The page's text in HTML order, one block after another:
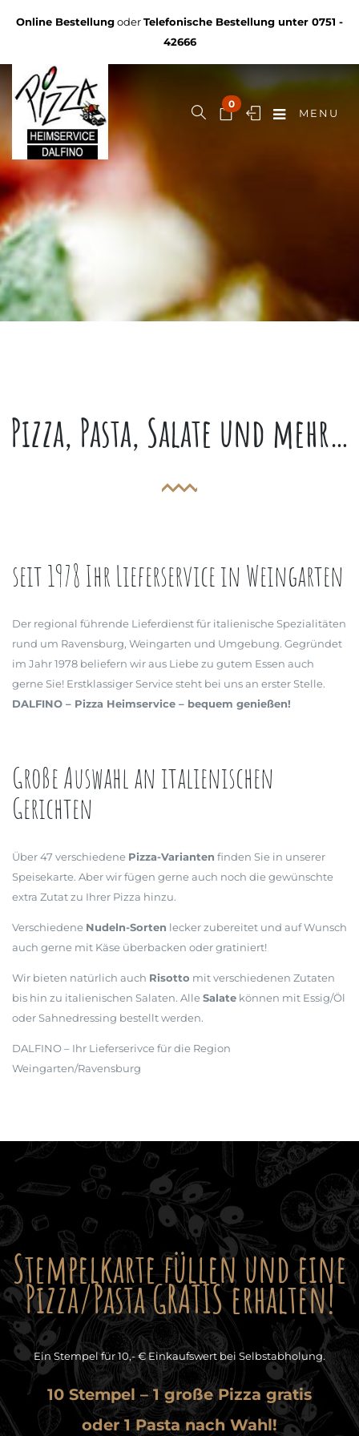
Online BestellungoderTelefonische Bestellung unter 0751 -
42666
0
MENU
Pizza, Pasta, Salate und mehr…
seit 1978 Ihr Lieferservice in Weingarten
Der regional führende Lieferdienst für italienische Spezialitäten
rund um Ravensburg, Weingarten und Umgebung. Gegründet
im Jahr 1978 beliefern wir aus Liebe zu gutem Essen auch
gerne Sie! Erstklassiger Service steht bei uns an erster Stelle.
DALFINO – Pizza Heimservice – bequem genießen!
Große Auswahl an italienischen
Gerichten
Über 47 verschiedene Pizza-Varianten finden Sie in unserer
Speisekarte. Aber wir fügen gerne auch noch die gewünschte
extra Zutat zu Ihrer Pizza hinzu.
Verschiedene Nudeln-Sorten lecker zubereitet und auf Wunsch
auch gerne mit Käse überbacken oder gratiniert!
Wir bieten natürlich auch Risotto mit verschiedenen Zutaten
bis hin zu italienischen Salaten. AlleSalate können mit Essig/Öl
oder Sahnedressing bestellt werden.
DALFINO – Ihr Lieferserivce für die Region
Weingarten/Ravensburg
Stempelkarte füllen und eine
Pizza/Pasta GRATIS erhalten!
Ein Stempel für 10,- € Einkaufswert bei Selbstabholung.
10 Stempel – 1 große Pizza gratis
oder 1 Pasta nach Wahl!